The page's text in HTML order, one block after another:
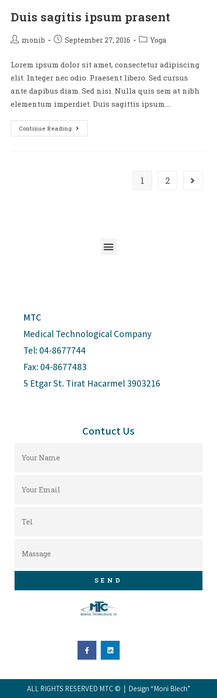
Duis sagitis ipsum prasent
monib September 27, 2016 Yoga
Lorem ipsum dolor sit amet, consectetur adipiscing
elit. Integer nec odio. Praesent libero. Sed cursus
ante dapibus diam. Sed nisi. Nulla quis sem at nibh
elementum imperdiet. Duis sagittis ipsum.…
Continue Reading
1 2
MTC
Medical Technological Company
Tel: 04-8677744
Fax: 04-8677483
5 Etgar St. Tirat Hacarmel 3903216
Contuct Us
SEND
ALL RIGHTS RESERVED MTC © | Design “Moni Blech”